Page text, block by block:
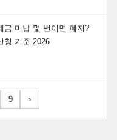
금 미납 몇 번이면 폐지?
청 기준 2026
9 ›